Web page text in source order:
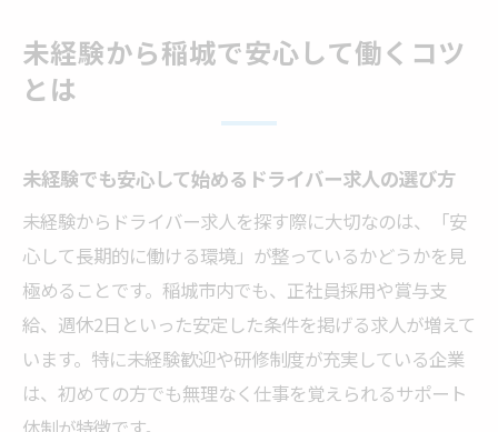
未経験から稲城で安心して働くコツ
とは
未経験でも安心して始めるドライバー求人の選び方
未経験からドライバー求人を探す際に大切なのは、「安
心して長期的に働ける環境」が整っているかどうかを見
極めることです。稲城市内でも、正社員採用や賞与支
給、週休2日といった安定した条件を掲げる求人が増えて
います。特に未経験歓迎や研修制度が充実している企業
は、初めての方でも無理なく仕事を覚えられるサポート